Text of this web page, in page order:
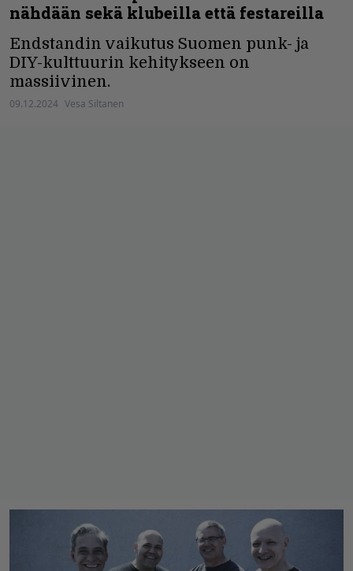
nähdään sekä klubeilla että festareilla
Endstandin vaikutus Suomen punk- ja
DIY-kulttuurin kehitykseen on
massiivinen.
09.12.2024 Vesa Siltanen